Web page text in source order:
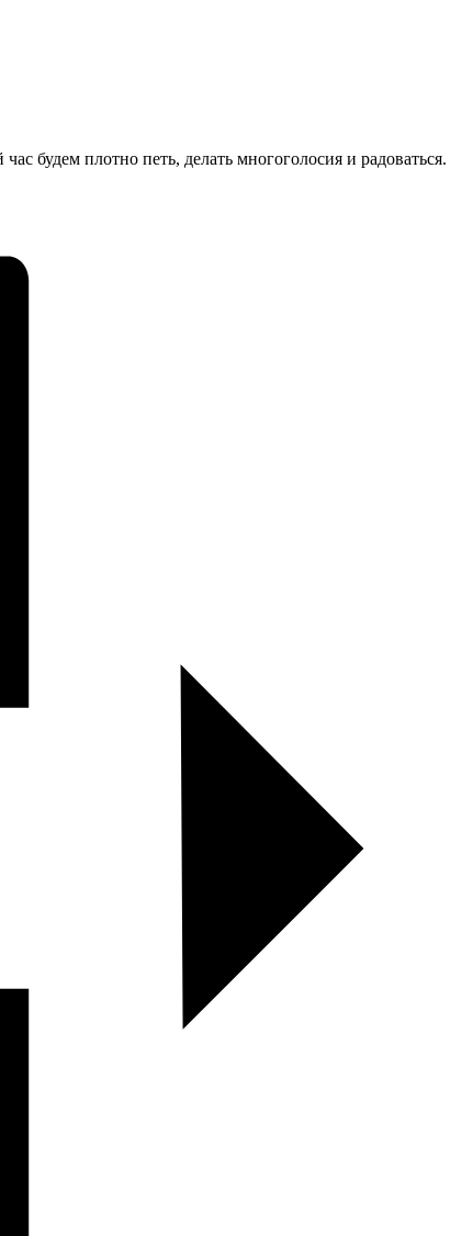
будем плотно петь, делать многоголосия и радоваться.